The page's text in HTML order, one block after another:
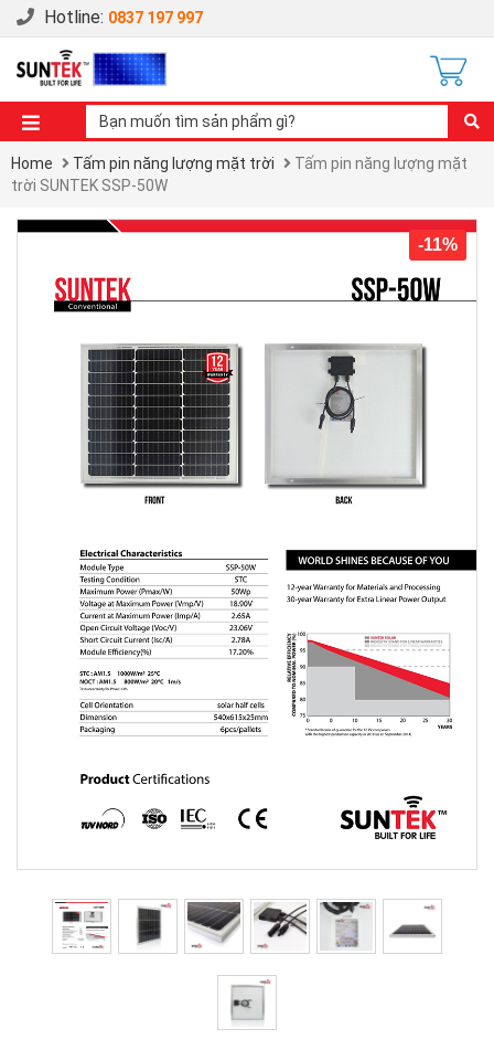
Hotline: 0837 197 997
Home Tấm pin năng lượng mặt trời
Tấm pin năng lượng mặt
trời SUNTEK SSP-50W
-11%